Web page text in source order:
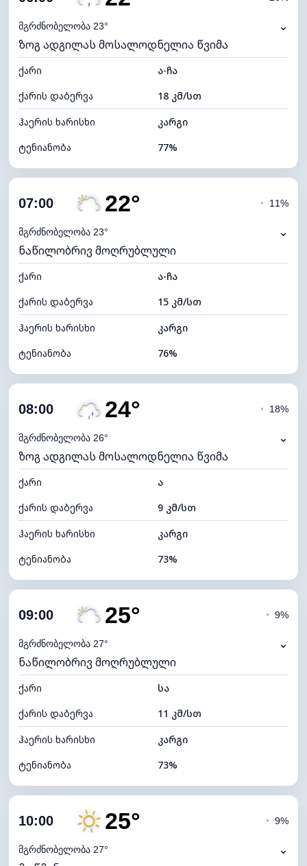
ნამის წერტილი
ხილვადობა
10 კმ
განათების ინდექსი 0 (ბნელი)
ღრუბლის სიმაღლე 9360 მ
მგრძნობელობა 23° ⌄
ზოგ ადგილას მოსალოდნელია წვიმა
ქარი
ა-ჩა
ქარის დაბერვა
18 კმ/სთ
ჰაერის ხარისხი
კარგი
ტენიანობა
77%
ღრუბლიანობა
ნამის წერტილი
ხილვადობა
10 კმ
განათების ინდექსი 0 (ბნელი)
ღრუბლის სიმაღლე 5760 მ
07:00 22°
მგრძნობელობა 23°
◔ 11%
⌄
ნაწილობრივ მოღრუბლული
ქარი
ა-ჩა
ქარის დაბერვა
15 კმ/სთ
ჰაერის ხარისხი
კარგი
ტენიანობა
76%
ღრუბლიანობა
ნამის წერტილი
ხილვადობა
10 კმ
განათების ინდექსი 7 (ნათელი)
ღრუბლის სიმაღლე 9120 მ
08:00 24°
მგრძნობელობა 26°
◔ 18%
⌄
ზოგ ადგილას მოსალოდნელია წვიმა
ქარი
ა
ქარის დაბერვა
9 კმ/სთ
ჰაერის ხარისხი
კარგი
ტენიანობა
73%
ღრუბლიანობა
ნამის წერტილი
ხილვადობა
10 კმ
განათების ინდექსი 4 (მკრთალი)
ღრუბლის სიმაღლე 5360 მ
09:00 25°
მგრძნობელობა 27°
◔ 9%
⌄
ნაწილობრივ მოღრუბლული
ქარი
სა
ქარის დაბერვა
11 კმ/სთ
ჰაერის ხარისხი
კარგი
ტენიანობა
73%
ღრუბლიანობა
ნამის წერტილი
10:00 25°
მგრძნობელობა 27°
◔ 9%
⌄